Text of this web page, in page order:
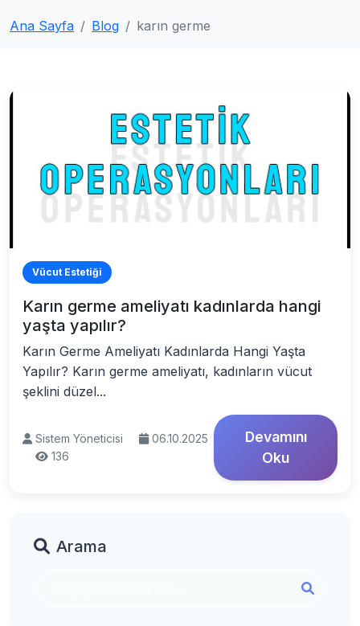
Ana Sayfa Blog karın germe
Vücut Estetiği
Karın germe ameliyatı kadınlarda hangi
yaşta yapılır?
Karın Germe Ameliyatı Kadınlarda Hangi Yaşta
Yapılır? Karın germe ameliyatı, kadınların vücut
şeklini düzel...
Sistem Yöneticisi
06.10.2025
136
Devamını
Oku
Arama